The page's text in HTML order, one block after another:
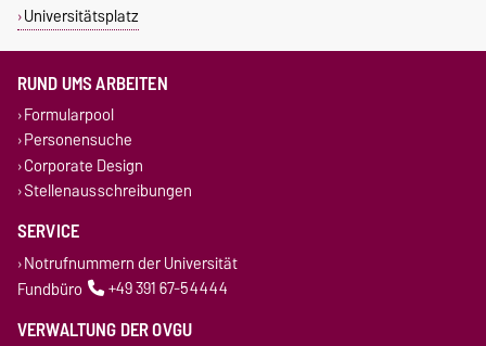
Universitätsplatz
RUND UMS ARBEITEN
Formularpool
Personensuche
Corporate Design
Stellenausschreibungen
SERVICE
Notrufnummern der Universität
Fundbüro
+49 391 67-54444
VERWALTUNG DER OVGU